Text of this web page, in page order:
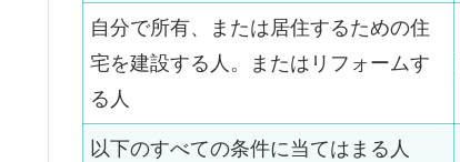
自分で所有、または居住するための住
宅を建設する人。またはリフォームす
る人
以下のすべての条件に当てはまる人